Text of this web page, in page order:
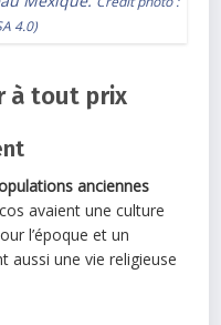
4.0)
à tout prix
anciennes
avaient une culture
l’époque et un
aussi une vie religieuse